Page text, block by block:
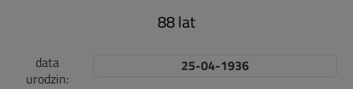
88 lat
data
urodzin:
25-04-1936